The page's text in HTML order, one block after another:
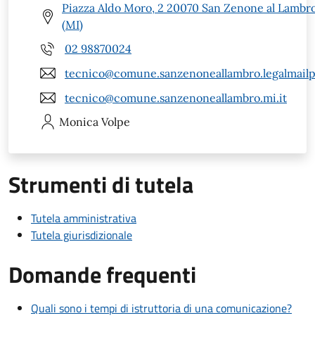
Piazza Aldo Moro, 2 20070 San Zenone al
(MI)
02 98870024
tecnico@comune.sanzenoneallambro.mi.it
Monica Volpe
Strumenti di tutela
Tutela amministrativa
Tutela giurisdizionale
Domande frequenti
Quali sono i tempi di istruttoria di una comunicazione?